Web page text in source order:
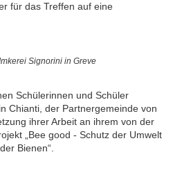
für das Treffen auf eine
Signorini in Greve
Schülerinnen und Schüler
Chianti, der Partnergemeinde von
ihrer Arbeit an ihrem von der
„Bee good - Schutz der Umwelt
Bienen“.